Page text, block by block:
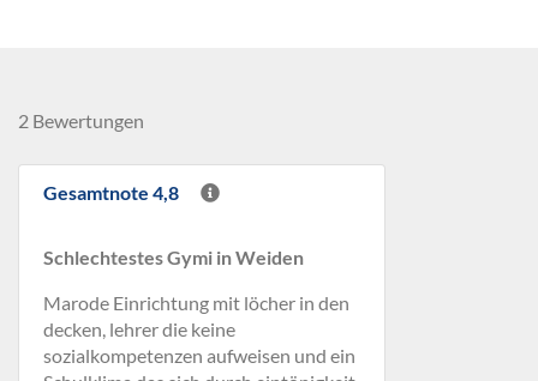
2 Bewertungen
Gesamtnote 4,8
Schlechtestes Gymi in Weiden
Marode Einrichtung mit löcher in den
decken, lehrer die keine
sozialkompetenzen aufweisen und ein